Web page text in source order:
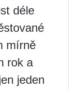
déle
mírně
rok a
jeden